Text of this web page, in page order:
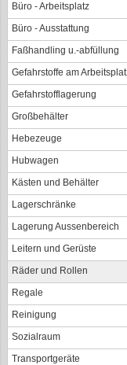
Büro - Arbeitsplatz
Büro - Ausstattung
Faßhandling u.-abfüllung
Gefahrstoffe am
Gefahrstofflagerung
Großbehälter
Hebezeuge
Hubwagen
Kästen und Behälter
Lagerschränke
Lagerung Aussenbereich
Leitern und Gerüste
Räder und Rollen
Regale
Reinigung
Sozialraum
Transportgeräte